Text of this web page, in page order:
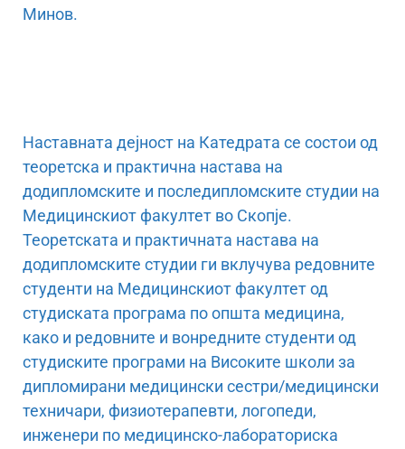
Минов.
Наставната дејност на Катедрата се состои од
теоретска и практична настава на
додипломските и последипломските студии на
Медицинскиот факултет во Скопје.
Теоретската и практичната настава на
додипломските студии ги вклучува редовните
студенти на Медицинскиот факултет од
студиската програма по општа медицина,
како и редовните и вонредните студенти од
студиските програми на Високите школи за
дипломирани медицински сестри/медицински
техничари, физиотерапевти, логопеди,
инженери по медицинско-лабораториска